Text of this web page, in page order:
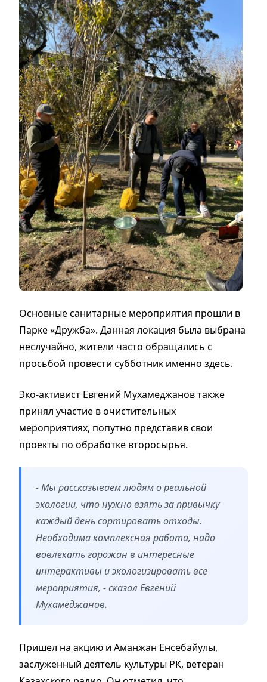
Основные санитарные мероприятия прошли в
Парке «Дружба». Данная локация была выбрана
неслучайно, жители часто обращались с
просьбой провести субботник именно здесь.
Эко-активист Евгений Мухамеджанов также
принял участие в очистительных
мероприятиях, попутно представив свои
проекты по обработке второсырья.
- Мы рассказываем людям о реальной
экологии, что нужно взять за привычку
каждый день сортировать отходы.
Необходима комплексная работа, надо
вовлекать горожан в интересные
интерактивы и экологизировать все
мероприятия, - сказал Евгений
Мухамеджанов.
Пришел на акцию и Аманжан Енсебайулы,
заслуженный деятель культуры РК, ветеран